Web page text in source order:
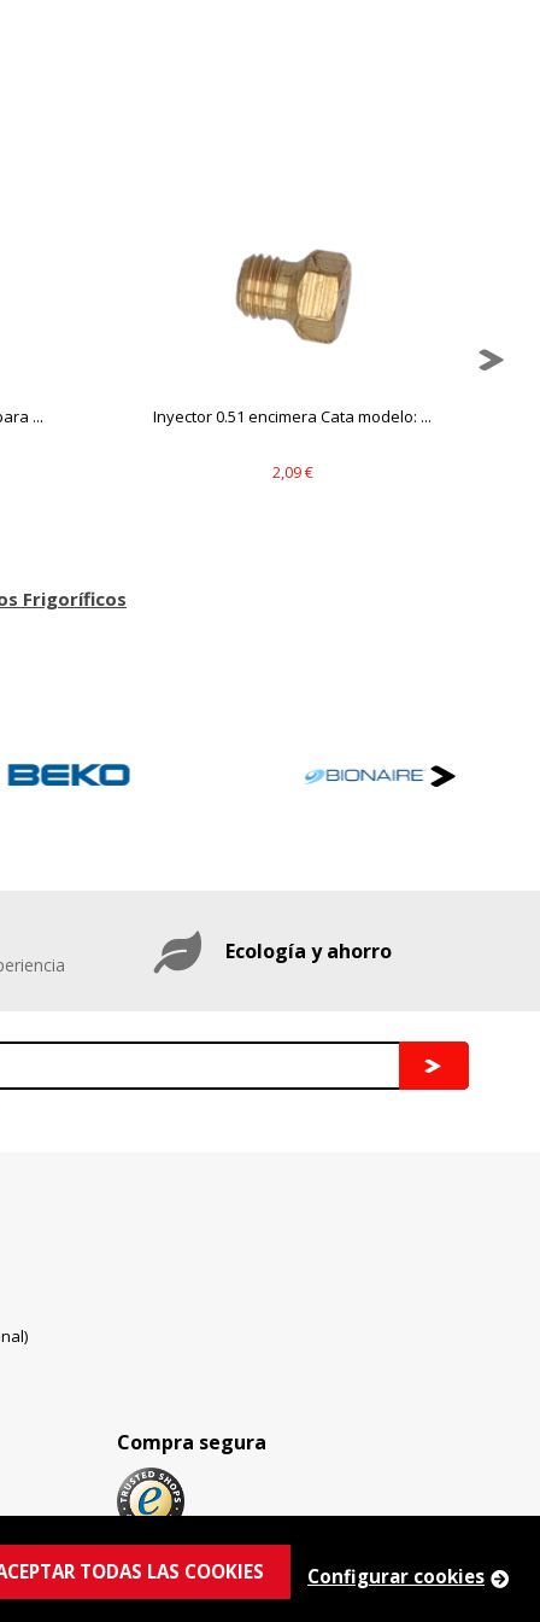
... Inyector 0.51 encimera Cata modelo: ...
2,09 €
Frigoríficos
Ecología y ahorro
Compra segura
TODAS LAS COOKIES Configurar cookies